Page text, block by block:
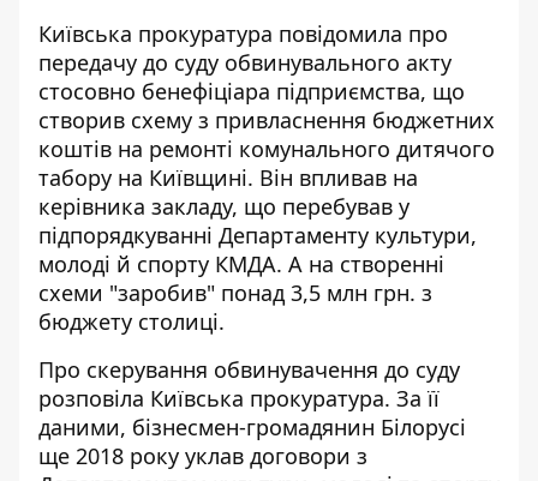
Київська прокуратура повідомила про
передачу до суду обвинувального акту
стосовно бенефіціара підприємства, що
створив схему з привласнення бюджетних
коштів на ремонті комунального дитячого
табору на Київщині. Він впливав на
керівника закладу, що перебував у
підпорядкуванні Департаменту культури,
молоді й спорту КМДА. А на створенні
схеми "заробив" понад 3,5 млн грн. з
бюджету столиці.
Про скерування обвинувачення до суду
розповіла Київська прокуратура. За її
даними, бізнесмен-громадянин Білорусі
ще 2018 року уклав договори з